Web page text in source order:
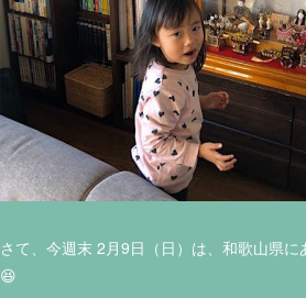
さて、今週末 2月9日（日）は、和歌山県
😆